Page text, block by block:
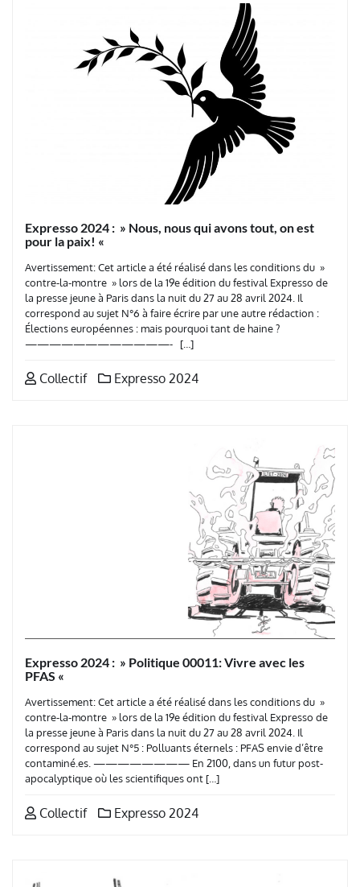
Expresso 2024 : » Nous, nous qui avons tout, on est
pour la paix! «
Avertissement: Cet article a été réalisé dans les conditions du »
contre-la-montre » lors de la 19e édition du festival Expresso de
la presse jeune à Paris dans la nuit du 27 au 28 avril 2024. Il
correspond au sujet N°6 à faire écrire par une autre rédaction :
Élections européennes : mais pourquoi tant de haine ?
————————————- […]
Collectif Expresso 2024
Expresso 2024 : » Politique 00011: Vivre avec les
PFAS «
Avertissement: Cet article a été réalisé dans les conditions du »
contre-la-montre » lors de la 19e édition du festival Expresso de
la presse jeune à Paris dans la nuit du 27 au 28 avril 2024. Il
correspond au sujet N°5 : Polluants éternels : PFAS envie d’être
contaminé.es. ———————— En 2100, dans un futur post-
apocalyptique où les scientifiques ont […]
Collectif Expresso 2024